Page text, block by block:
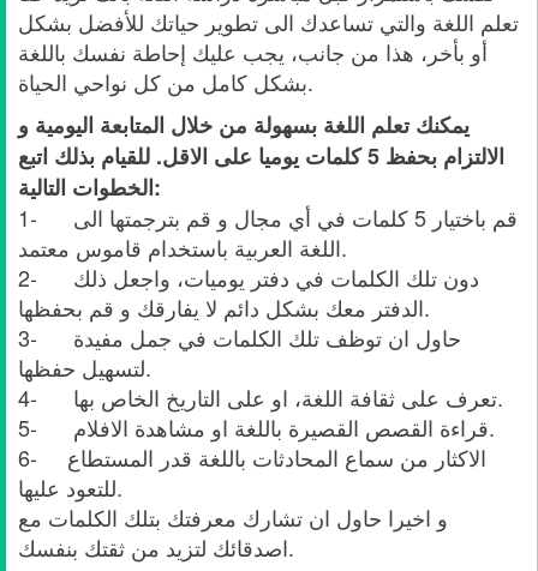
تعلم اللغة والتي تساعدك الى تطوير حياتك للأفضل بشكل
أو بأخر، هذا من جانب، يجب عليك إحاطة نفسك باللغة
بشكل كامل من كل نواحي الحياة.
يمكنك تعلم اللغة بسهولة من خلال المتابعة اليومية و
الالتزام بحفظ 5 كلمات يوميا على الاقل. للقيام بذلك اتبع
الخطوات التالية:
1- قم باختيار 5 كلمات في أي مجال و قم بترجمتها الى
اللغة العربية باستخدام قاموس معتمد.
2- دون تلك الكلمات في دفتر يوميات، واجعل ذلك
الدفتر معك بشكل دائم لا يفارقك و قم بحفظها.
3- حاول ان توظف تلك الكلمات في جمل مفيدة
لتسهيل حفظها.
4- تعرف على ثقافة اللغة، او على التاريخ الخاص بها.
5- قراءة القصص القصيرة باللغة او مشاهدة الافلام.
6- الاكثار من سماع المحادثات باللغة قدر المستطاع
للتعود عليها.
و اخيرا حاول ان تشارك معرفتك بتلك الكلمات مع
اصدقائك لتزيد من ثقتك بنفسك.